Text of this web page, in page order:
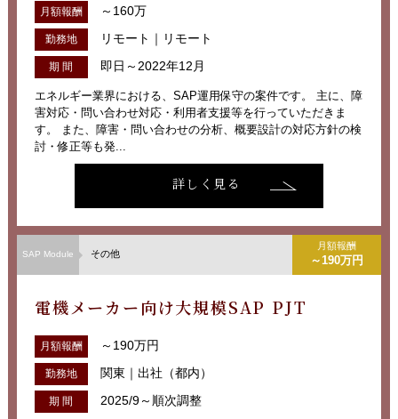
月額報酬 ～160万
勤務地 リモート｜リモート
期 間 即日～2022年12月
エネルギー業界における、SAP運用保守の案件です。 主に、障
害対応・問い合わせ対応・利用者支援等を行っていただきま
す。 また、障害・問い合わせの分析、概要設計の対応方針の検
討・修正等も発...
詳しく見る
SAP Module その他
月額報酬
～190万円
電機メーカー向け大規模SAP PJT
月額報酬 ～190万円
勤務地 関東｜出社（都内）
期 間 2025/9～順次調整